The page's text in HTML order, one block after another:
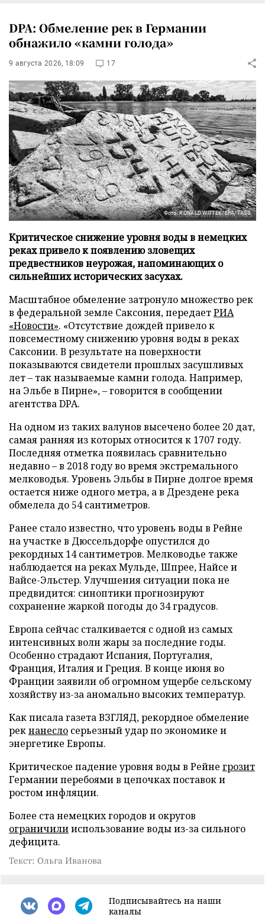
DPA: Обмеление рек в Германии
обнажило «камни голода»
9 августа 2026, 18:09 17
Фото: RONALD WITTEK/EPA/TASS
Критическое снижение уровня воды в немецких
реках привело к появлению зловещих
предвестников неурожая, напоминающих о
сильнейших исторических засухах.
Масштабное обмеление затронуло множество рек
в федеральной земле Саксония, передаетРИА
«Новости». «Отсутствие дождей привело к
повсеместному снижению уровня воды в реках
Саксонии. В результате на поверхности
показываются свидетели прошлых засушливых
лет – так называемые камни голода. Например,
на Эльбе в Пирне», – говорится в сообщении
агентства DPA.
На одном из таких валунов высечено более 20 дат,
самая ранняя из которых относится к 1707 году.
Последняя отметка появилась сравнительно
недавно – в 2018 году во время экстремального
мелководья. Уровень Эльбы в Пирне долгое время
остается ниже одного метра, а в Дрездене река
обмелела до 54 сантиметров.
Ранее стало известно, что уровень воды в Рейне
на участке в Дюссельдорфе опустился до
рекордных 14 сантиметров. Мелководье также
наблюдается на реках Мульде, Шпрее, Найсе и
Вайсе-Эльстер. Улучшения ситуации пока не
предвидится: синоптики прогнозируют
сохранение жаркой погоды до 34 градусов.
Европа сейчас сталкивается с одной из самых
интенсивных волн жары за последние годы.
Особенно страдают Испания, Португалия,
Франция, Италия и Греция. В конце июня во
Франции заявили об огромном ущербе сельскому
хозяйству из-за аномально высоких температур.
Как писала газета ВЗГЛЯД, рекордное обмеление
рекнанесло серьезный удар по экономике и
энергетике Европы.
Критическое падение уровня воды в Рейне грозит
Германии перебоями в цепочках поставок и
ростом инфляции.
Более ста немецких городов и округов
ограничилииспользование воды из-за сильного
дефицита.
Текст: Ольга Иванова
Подписывайтесь на наши
каналы